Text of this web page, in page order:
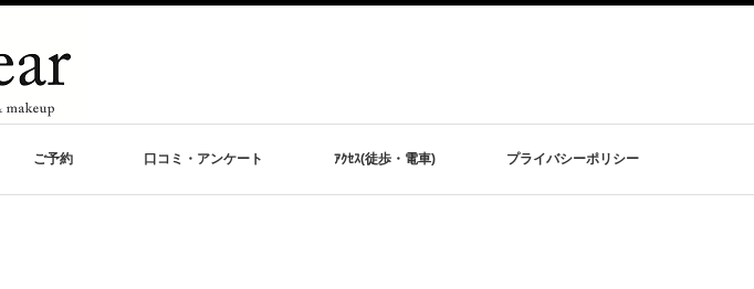
ご予約 口コミ・アンケート ｱｸｾｽ(徒歩・電車) プライバシーポリシー